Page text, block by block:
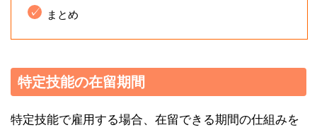
まとめ
特定技能の在留期間
特定技能で雇用する場合、在留できる期間の仕組みを